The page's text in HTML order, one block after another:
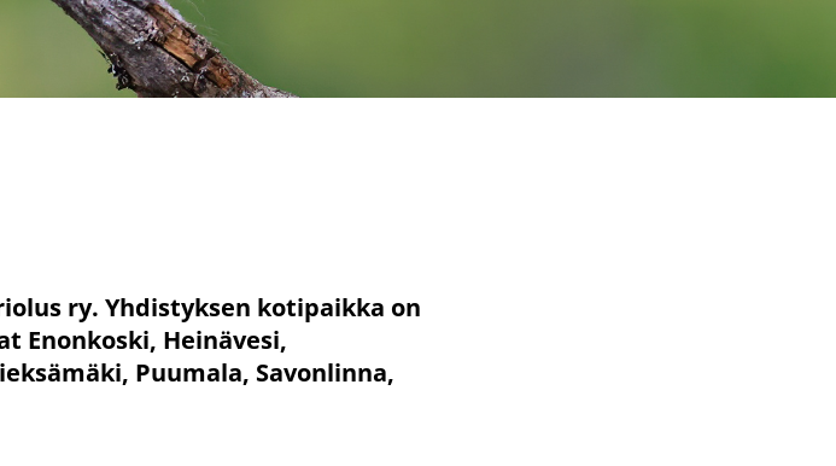
ry. Yhdistyksen kotipaikka on
Enonkoski, Heinävesi,
Puumala, Savonlinna,